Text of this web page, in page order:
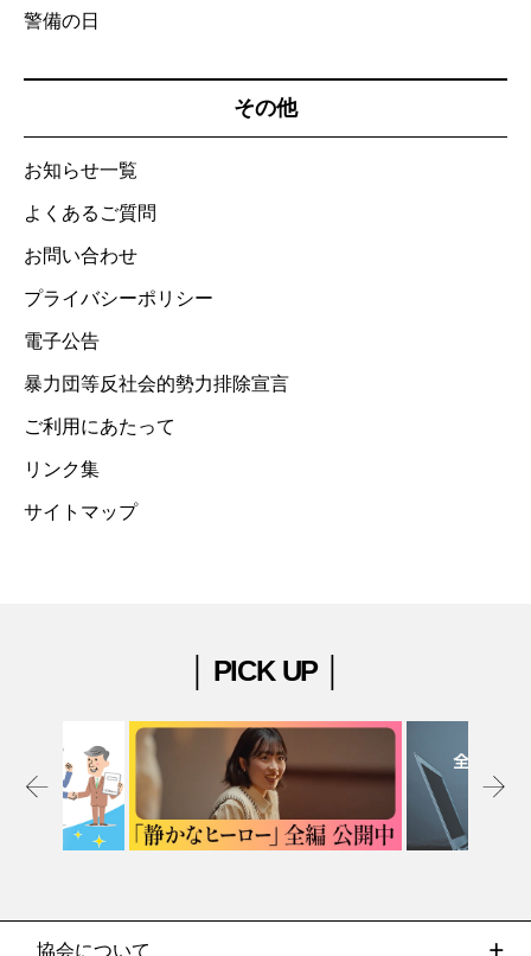
警備の日
その他
お知らせ一覧
よくあるご質問
お問い合わせ
プライバシーポリシー
電子公告
暴力団等反社会的勢力排除宣言
ご利用にあたって
リンク集
サイトマップ
│ PICK UP │
協会について